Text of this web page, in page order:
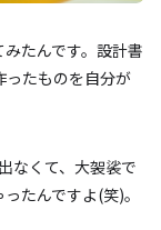
たんです。設計書
ったものを自分が
なくて、大袈裟で
たんですよ(笑)。